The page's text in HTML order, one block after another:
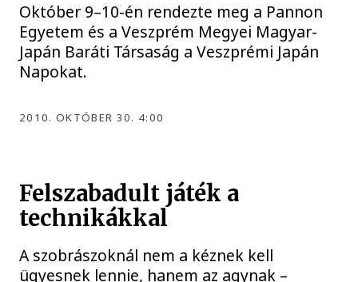
Október 9–10-én rendezte meg a Pannon
Egyetem és a Veszprém Megyei Magyar-
Japán Baráti Társaság a Veszprémi Japán
Napokat.
2010. OKTÓBER 30. 4:00
Felszabadult játék a
technikákkal
A szobrászoknál nem a kéznek kell
ügyesnek lennie, hanem az agynak –